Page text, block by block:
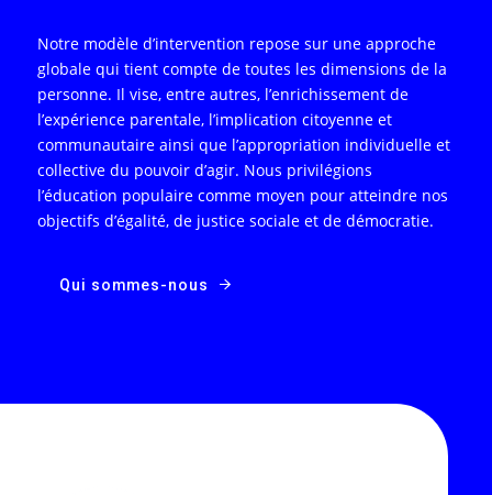
Notre modèle d’intervention repose sur une approche
globale qui tient compte de toutes les dimensions de la
personne. Il vise, entre autres, l’enrichissement de
l’expérience parentale, l’implication citoyenne et
communautaire ainsi que l’appropriation individuelle et
collective du pouvoir d’agir. Nous privilégions
l’éducation populaire comme moyen pour atteindre nos
objectifs d’égalité, de justice sociale et de démocratie.
Qui sommes-nous